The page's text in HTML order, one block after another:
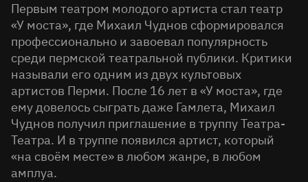
Первым театром молодого артиста стал театр
«У моста», где Михаил Чуднов сформировался
профессионально и завоевал популярность
среди пермской театральной публики. Критики
называли его одним из двух культовых
артистов Перми. После 16 лет в «У моста», где
ему довелось сыграть даже Гамлета, Михаил
Чуднов получил приглашение в труппу Театра-
Театра. И в труппе появился артист, который
«на своём месте» в любом жанре, в любом
амплуа.